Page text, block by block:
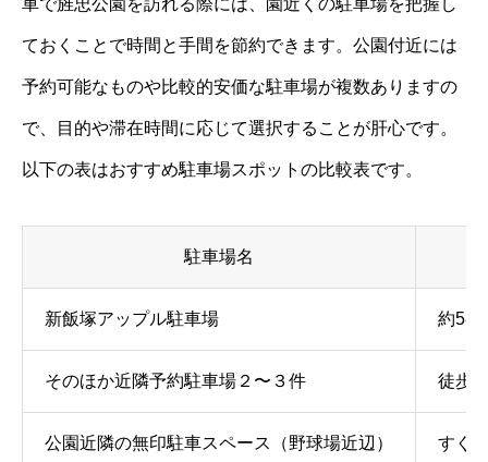
車で旌忠公園を訪れる際には、園近くの駐車場を把握し
ておくことで時間と手間を節約できます。公園付近には
予約可能なものや比較的安価な駐車場が複数ありますの
で、目的や滞在時間に応じて選択することが肝心です。
以下の表はおすすめ駐車場スポットの比較表です。
駐車場名
新飯塚アップル駐車場 約
そのほか近隣予約駐車場２〜３件 徒歩
公園近隣の無印駐車スペース（野球場近辺） すぐ